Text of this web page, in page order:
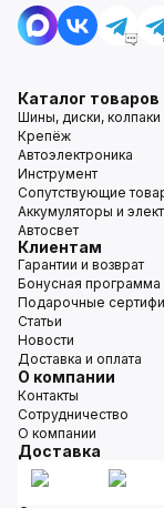
Каталог товаров
Шины, диски, колпаки
Крепёж
Автоэлектроника
Инструмент
Сопутствующие
Аккумуляторы и
Автосвет
Клиентам
Гарантии и возврат
Бонусная программа
Подарочные
Статьи
Новости
Доставка и оплата
О компании
Контакты
Сотрудничество
О компании
Доставка